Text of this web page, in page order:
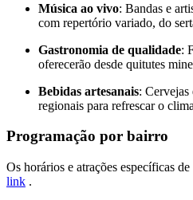
Música ao vivo: Bandas e
com repertório variado, do
Gastronomia de qualidade:
oferecerão desde quitutes
Bebidas artesanais: Cervejas
regionais para refrescar o
Programação por bairro
Os horários e atrações específicas
link .